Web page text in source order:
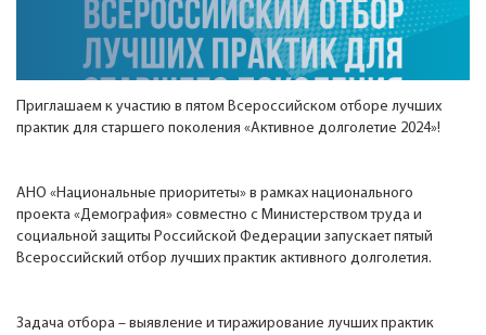
Приглашаем к участию в пятом Всероссийском отборе лучших
практик для старшего поколения «Активное долголетие 2024»!
АНО «Национальные приоритеты» в рамках национального
проекта «Демография» совместно с Министерством труда и
социальной защиты Российской Федерации запускает пятый
Всероссийский отбор лучших практик активного долголетия.
Задача отбора – выявление и тиражирование лучших практик